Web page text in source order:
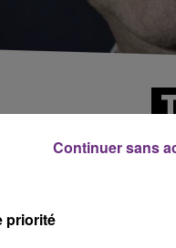
priorité
Continuer sans